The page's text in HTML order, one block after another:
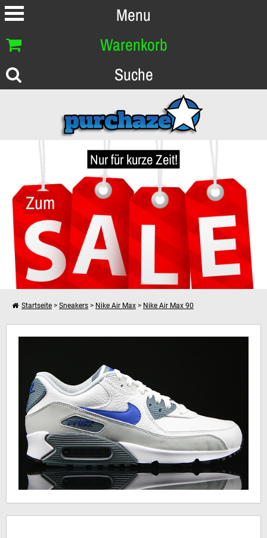
Menu
Warenkorb
Suche
Nur für kurze Zeit!
Zum
Dein Warenkorb ist leer!
Weiter einkaufen
Startseite > Sneakers > Nike Air Max > Nike Air Max 90
Nike Air Max 90 Leather